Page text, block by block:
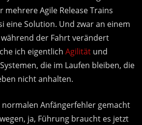
mehrere Agile Release Trains
eine Solution. Und zwar an einem
der Fahrt verändert
ich eigentlichAgilität und
die im Laufen bleiben, die
nicht anhalten.
Anfängerfehler gemacht
ja, Führung braucht es jetzt